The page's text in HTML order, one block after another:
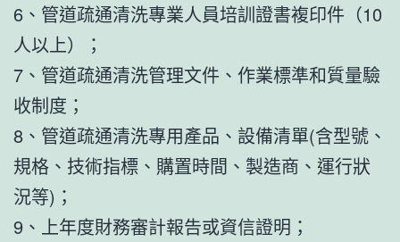
6、管道疏通清洗專業人員培訓證書複印件（10
人以上）；
7、管道疏通清洗管理文件、作業標準和質量驗
收制度；
8、管道疏通清洗專用產品、設備清單(含型號、
規格、技術指標、購置時間、製造商、運行狀
況等)；
9、上年度財務審計報告或資信證明；